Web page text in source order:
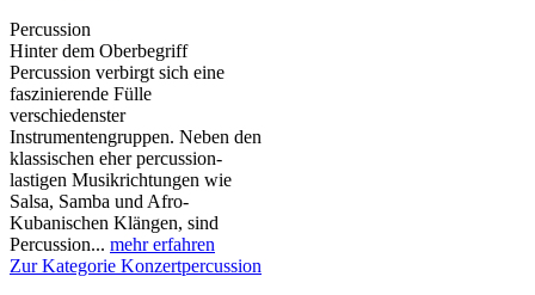
Percussion
Hinter dem Oberbegriff
Percussion verbirgt sich eine
faszinierende Fülle
verschiedenster
Instrumentengruppen. Neben den
klassischen eher percussion-
lastigen Musikrichtungen wie
Salsa, Samba und Afro-
Kubanischen Klängen, sind
Percussion... mehr erfahren
Zur Kategorie Konzertpercussion